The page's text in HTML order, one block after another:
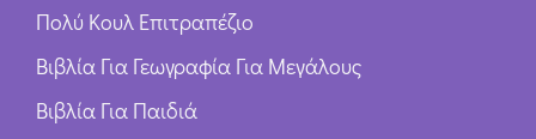
Πολύ Κουλ Επιτραπέζιο
Βιβλία Για Γεωγραφία Για Μεγάλους
Βιβλία Για Παιδιά